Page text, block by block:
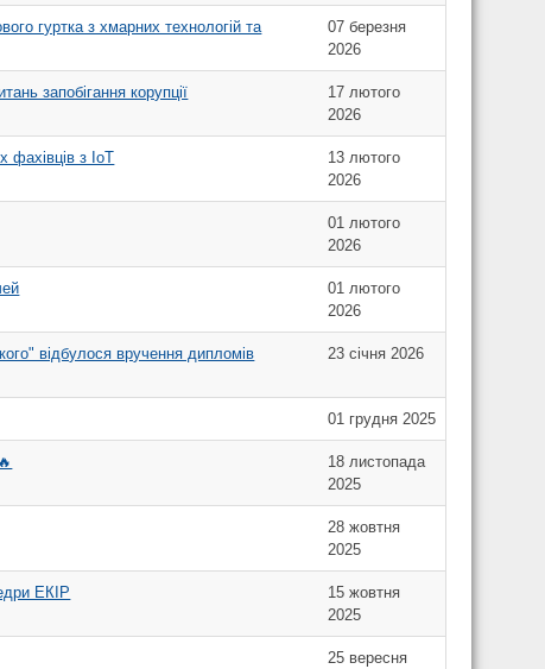
гуртка з хмарних технологій та
07 березня
2026
запобігання корупції
17 лютого
2026
фахівців з IoT
13 лютого
2026
01 лютого
2026
01 лютого
2026
відбулося вручення дипломів
23 січня 2026
01 грудня 2025
18 листопада
2025
28 жовтня
2025
ЕКІР
15 жовтня
2025
25 вересня